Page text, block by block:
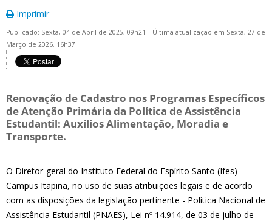
Imprimir
Publicado: Sexta, 04 de Abril de 2025, 09h21 | Última atualização em Sexta, 27 de
Março de 2026, 16h37
Renovação de Cadastro nos Programas Específicos
de Atenção Primária da Política de Assistência
Estudantil: Auxílios Alimentação, Moradia e
Transporte.
O Diretor-geral do Instituto Federal do Espírito Santo (Ifes)
Campus Itapina, no uso de suas atribuições legais e de acordo
com as disposições da legislação pertinente - Política Nacional de
Assistência Estudantil (PNAES), Lei nº 14.914, de 03 de julho de